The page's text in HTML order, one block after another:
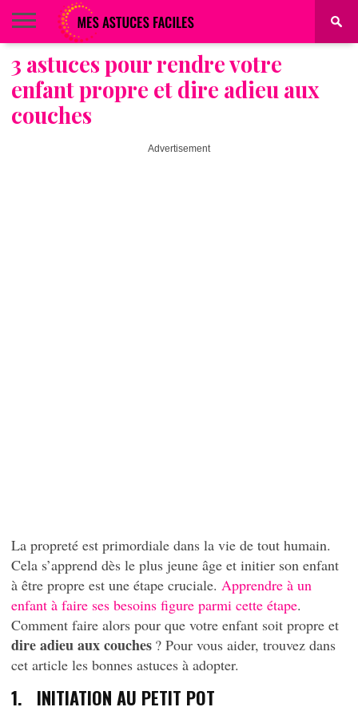
BEAUTÉ
COIFFURE
ALIMENTATION
MAQUILLAGE
MAISON
3 astuces pour rendre votre
enfant propre et dire adieu aux
couches
Advertisement
La propreté est primordiale dans la vie de tout humain.
Cela s’apprend dès le plus jeune âge et initier son enfant
à être propre est une étape cruciale. Apprendre à un
enfant à faire ses besoins figure parmi cette étape.
Comment faire alors pour que votre enfant soit propre et
dire adieu aux couches ? Pour vous aider, trouvez dans
cet article les bonnes astuces à adopter.
1. INITIATION AU PETIT POT